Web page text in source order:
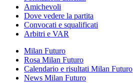
Amichevoli
Dove vedere la partita
Convocati e squalificati
Arbitri e VAR
Milan Futuro
Rosa Milan Futuro
Calendario e risultati Milan Futuro
News Milan Futuro